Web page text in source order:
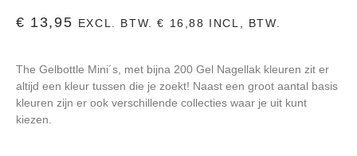
€ 13,95 EXCL. BTW.€ 16,88 INCL, BTW.
The Gelbottle Mini´s, met bijna 200 Gel Nagellak kleuren zit er
altijd een kleur tussen die je zoekt! Naast een groot aantal basis
kleuren zijn er ook verschillende collecties waar je uit kunt
kiezen.